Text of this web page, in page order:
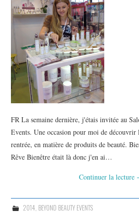
AJOUTANT MON PETIT
GRAIN DE FOLIE ET MES
PETITS TUYAUX…
FR La semaine dernière, j'étais invitée au
Events. Une occasion pour moi de découvrir
rentrée, en matière de produits de beauté.
Rêve Bienêtre était là donc j'en ai…
Continuer la lecture
2014 BEYOND BEAUTY EVENTS